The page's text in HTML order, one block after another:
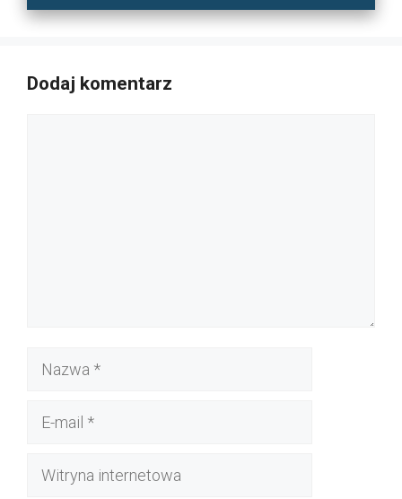
Dodaj komentarz
Nazwa
Witryna